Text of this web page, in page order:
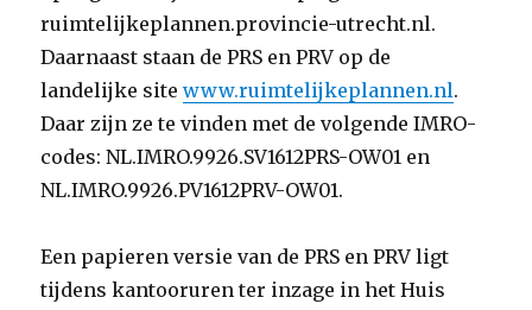
ruimtelijkeplannen.provincie-utrecht.nl.
Daarnaast staan de PRS en PRV op de
landelijke sitewww.ruimtelijkeplannen.nl.
Daar zijn ze te vinden met de volgende IMRO-
codes: NL.IMRO.9926.SV1612PRS-OW01 en
NL.IMRO.9926.PV1612PRV-OW01.
Een papieren versie van de PRS en PRV ligt
tijdens kantooruren ter inzage in het Huis